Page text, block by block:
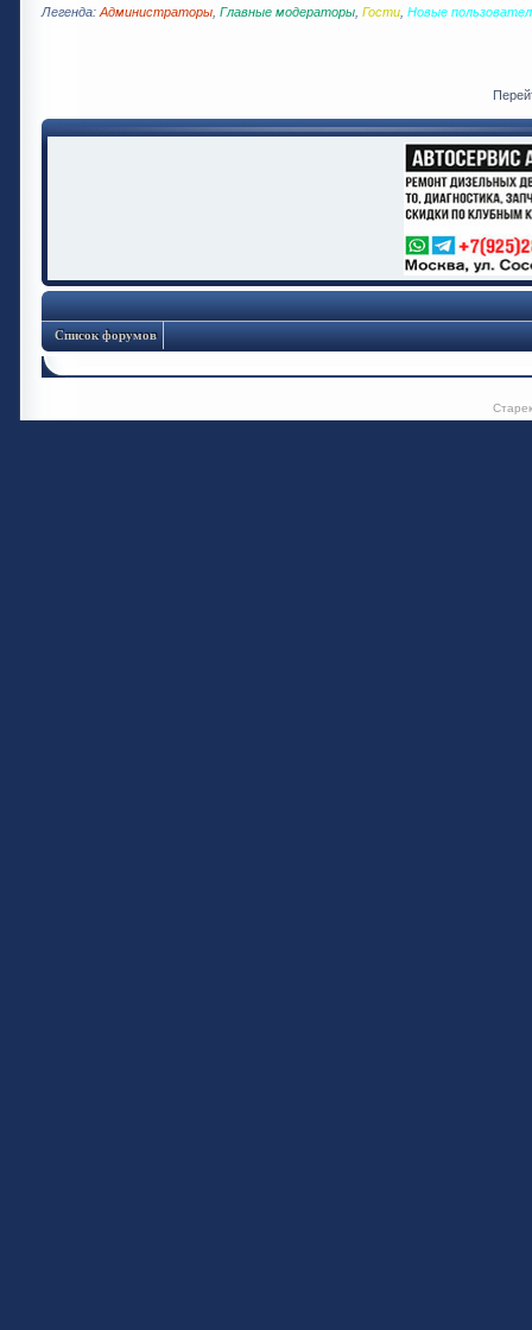
Легенда: Администраторы Главные модераторы Гости Новые
Список форумов